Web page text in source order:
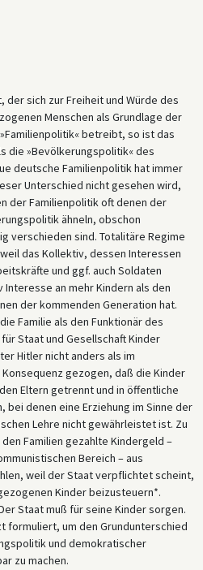
der sich zur Freiheit und Würde des
Menschen als Grundlage der
betreibt, so ist das
die »Bevölkerungspolitik« des
deutsche Familienpolitik hat immer
Unterschied nicht gesehen wird,
der Familienpolitik oft denen der
ähneln, obschon
verschieden sind. Totalitäre Regime
das Kollektiv, dessen Interessen
und ggf. auch Soldaten
an mehr Kindern als den
der kommenden Generation hat.
Familie als den Funktionär des
Staat und Gesellschaft Kinder
Hitler nicht anders als im
gezogen, daß die Kinder
Eltern getrennt und in öffentliche
bei denen eine Erziehung im Sinne der
Lehre nicht gewährleistet ist. Zu
Familien gezahlte Kindergeld –
Bereich – aus
weil der Staat verpflichtet scheint,
Kinder beizusteuern*.
Staat muß für seine Kinder sorgen.
formuliert, um den Grundunterschied
und demokratischer
zu machen.